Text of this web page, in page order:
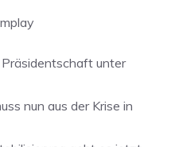
unter
nun aus der Krise in